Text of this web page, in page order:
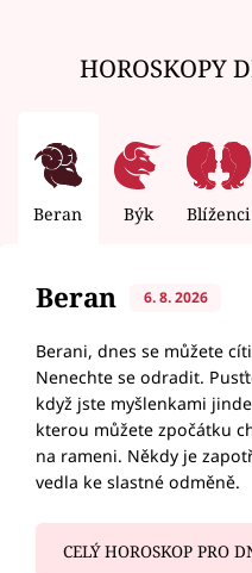
HOROSKOPY
Beran Býk Blíženci
Beran 6. 8. 2026
Berani, dnes se můžete
Nenechte se odradit.
když jste myšlenkami
kterou můžete zpočátku
na rameni. Někdy je
vedla ke slastné odměně.
CELÝ HOROSKOP PRO